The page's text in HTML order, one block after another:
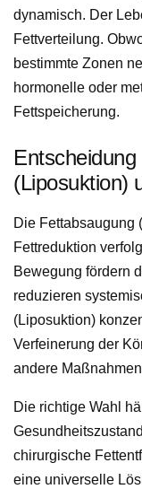
dynamisch. Der
Fettverteilung.
bestimmte Zonen
hormonelle oder
Fettspeicherung.
(Liposuktion)
Die Fettabsaugung
Fettreduktion
Bewegung fördern
reduzieren
(Liposuktion)
Verfeinerung der
andere
Die richtige Wahl
chirurgische
eine universelle